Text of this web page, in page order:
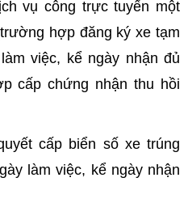
vụ công trực tuyến một
hợp đăng ký xe tạm
việc, kể ngày nhận đủ
cấp chứng nhận thu hồi
cấp biển số xe trúng
làm việc, kể ngày nhận